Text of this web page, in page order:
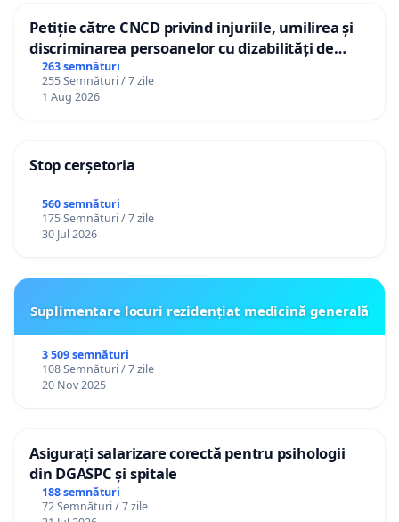
Petiție către CNCD privind injuriile, umilirea și
discriminarea persoanelor cu dizabilități de
către utilizatorul TikTok „Gorici”
263 semnături
255 Semnături / 7 zile
1 Aug 2026
Stop cerșetoria
560 semnături
175 Semnături / 7 zile
30 Jul 2026
Suplimentare locuri rezidențiat medicină generală
3 509 semnături
108 Semnături / 7 zile
20 Nov 2025
Asigurați salarizare corectă pentru psihologii
din DGASPC și spitale
188 semnături
72 Semnături / 7 zile